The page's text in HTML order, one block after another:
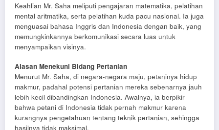
Keahlian Mr. Saha meliputi pengajaran matematika, pelatihan
mental aritmatika, serta pelatihan kuda pacu nasional. Ia juga
menguasai bahasa Inggris dan Indonesia dengan baik, yang
memungkinkannya berkomunikasi secara luas untuk
menyampaikan visinya.
Alasan Menekuni Bidang Pertanian
Menurut Mr. Saha, di negara-negara maju, petaninya hidup
makmur, padahal potensi pertanian mereka sebenarnya jauh
lebih kecil dibandingkan Indonesia. Awalnya, ia berpikir
bahwa petani di Indonesia tidak pernah makmur karena
kurangnya pengetahuan tentang teknik pertanian, sehingga
hasilnya tidak maksimal.